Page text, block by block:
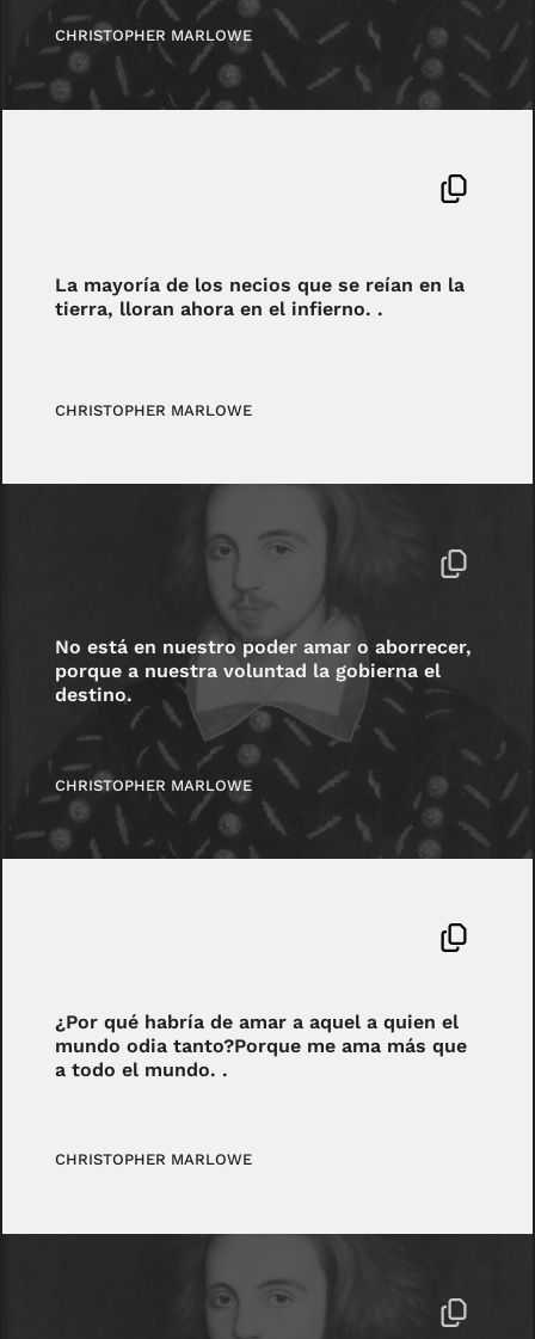
CHRISTOPHER MARLOWE
La mayoría de los necios que se reían en la
tierra, lloran ahora en el infierno. .
CHRISTOPHER MARLOWE
No está en nuestro poder amar o aborrecer,
porque a nuestra voluntad la gobierna el
destino.
CHRISTOPHER MARLOWE
¿Por qué habría de amar a aquel a quien el
mundo odia tanto?Porque me ama más que
a todo el mundo. .
CHRISTOPHER MARLOWE